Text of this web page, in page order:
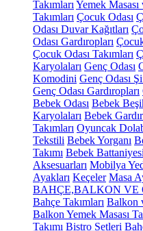
Takımları Yemek Masası
Takımları Çocuk Odası
Odası Duvar Kağıtları
Odası Gardıropları
Çocuk Odası Takımları
Karyolaları Genç Odası
Komodini Genç Odası
Genç Odası Gardıropları
Bebek Odası Bebek
Karyolaları Bebek
Takımları Oyuncak
Tekstili Bebek Yorganı
Takımı Bebek Battaniyesi
Aksesuarları Mobilya
Ayakları Keçeler Masa
BAHÇE,BALKON VE
Bahçe Takımları Balkon
Balkon Yemek Masası
Takımı Bistro Setleri